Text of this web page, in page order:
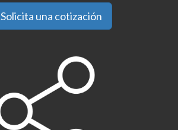
Solicita una cotización